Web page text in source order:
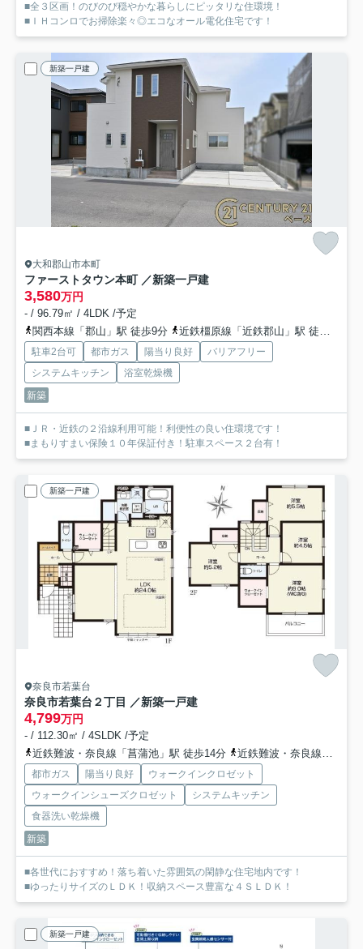
■全３区画！のびのび穏やかな暮らしにピッタリな住環境！
■ＩＨコンロでお掃除楽々◎エコなオール電化住宅です！
新築一戸建
大和郡山市本町
ファーストタウン本町 ／新築一戸建
3,580万円
- / 96.79㎡ / 4LDK /予定
関西本線「郡山」駅 徒歩9分
近鉄橿原線「近鉄郡山」駅 徒歩13分
駐車2台可 都市ガス 陽当り良好
バリアフリー
システムキッチン
浴室乾燥機
新築
■ＪＲ・近鉄の２沿線利用可能！利便性の良い住環境です！
■まもりすまい保険１０年保証付き！駐車スペース２台有！
新築一戸建
奈良市若葉台
奈良市若葉台２丁目 ／新築一戸建
4,799万円
- / 112.30㎡ / 4SLDK /予定
近鉄難波・奈良線「菖蒲池」駅 徒歩14分
近鉄難波・奈良線「大和西大寺」駅 徒歩18分
都市ガス 陽当り良好
ウォークインクロゼット
ウォークインシューズクロゼット
システムキッチン
食器洗い乾燥機
新築
■各世代におすすめ！落ち着いた雰囲気の閑静な住宅地内です！
■ゆったりサイズのＬＤＫ！収納スペース豊富な４ＳＬＤＫ！
新築一戸建